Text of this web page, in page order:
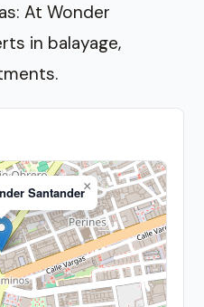
At Wonder
in balayage,
Santander×